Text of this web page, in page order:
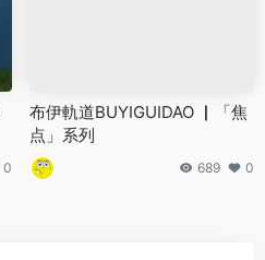
0
布伊軌道BUYIGUIDAO ▏「焦
点」系列
689 0